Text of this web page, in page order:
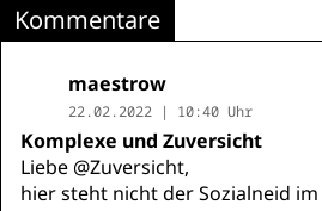
Kommentare
maestrow
22.02.2022 | 10:40 Uhr
Komplexe und Zuversicht
Liebe @Zuversicht,
hier steht nicht der Sozialneid